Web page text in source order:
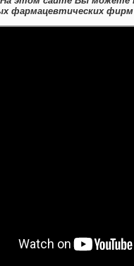
фармацевтических